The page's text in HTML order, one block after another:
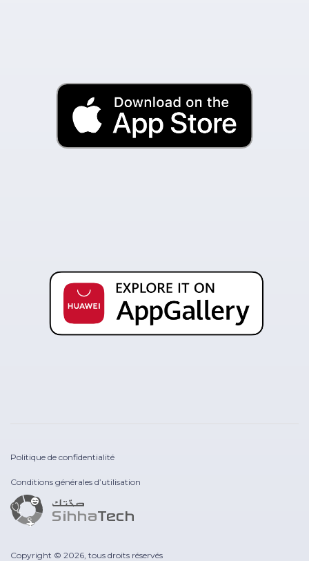
Politique de confidentialité
Conditions générales d’utilisation
Copyright © 2026, tous droits réservés